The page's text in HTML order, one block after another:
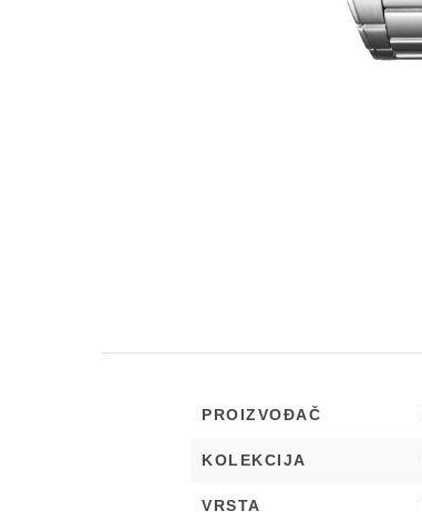
PROIZVOĐAČ
KOLEKCIJA
VRSTA